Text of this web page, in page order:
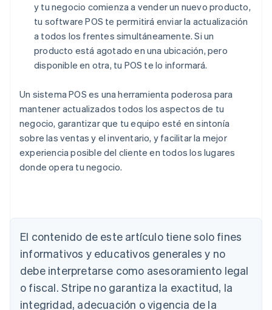
y tu negocio comienza a vender un nuevo producto,
tu software POS te permitirá enviar la actualización
a todos los frentes simultáneamente. Si un
producto está agotado en una ubicación, pero
disponible en otra, tu POS te lo informará.
Un sistema POS es una herramienta poderosa para
mantener actualizados todos los aspectos de tu
negocio, garantizar que tu equipo esté en sintonía
sobre las ventas y el inventario, y facilitar la mejor
experiencia posible del cliente en todos los lugares
donde opera tu negocio.
El contenido de este artículo tiene solo fines
informativos y educativos generales y no
debe interpretarse como asesoramiento legal
o fiscal. Stripe no garantiza la exactitud, la
integridad, adecuación o vigencia de la
DeutschEnglish
English
Austria
DeutschEnglish
Bélgica
Nederlands FrançaisDeutschEnglish